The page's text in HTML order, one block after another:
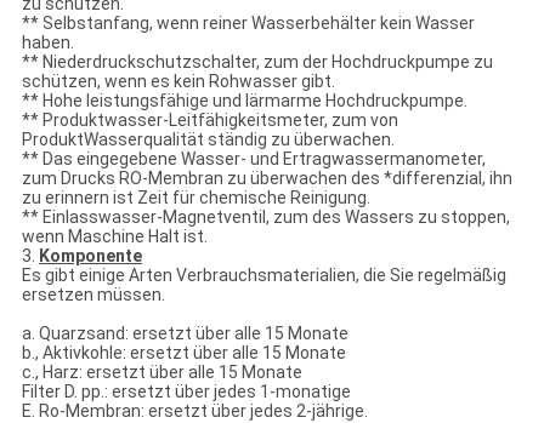
zu schützen.
** Selbstanfang, wenn reiner Wasserbehälter kein Wasser
haben.
** Niederdruckschutzschalter, zum der Hochdruckpumpe zu
schützen, wenn es kein Rohwasser gibt.
** Hohe leistungsfähige und lärmarme Hochdruckpumpe.
** Produktwasser-Leitfähigkeitsmeter, zum von
ProduktWasserqualität ständig zu überwachen.
** Das eingegebene Wasser- und Ertragwassermanometer,
zum Drucks RO-Membran zu überwachen des *differenzial, ihn
zu erinnern ist Zeit für chemische Reinigung.
** Einlasswasser-Magnetventil, zum des Wassers zu stoppen,
wenn Maschine Halt ist.
3. Komponente
Es gibt einige Arten Verbrauchsmaterialien, die Sie regelmäßig
ersetzen müssen.
a. Quarzsand: ersetzt über alle 15 Monate
b., Aktivkohle: ersetzt über alle 15 Monate
c., Harz: ersetzt über alle 15 Monate
Filter D. pp.: ersetzt über jedes 1-monatige
E. Ro-Membran: ersetzt über jedes 2-jährige.